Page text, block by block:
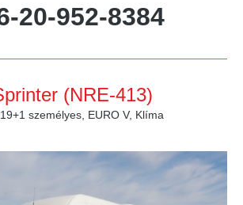
20-952-8384
(NRE-413)
személyes, EURO V, Klíma